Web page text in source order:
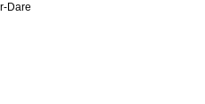
Dare